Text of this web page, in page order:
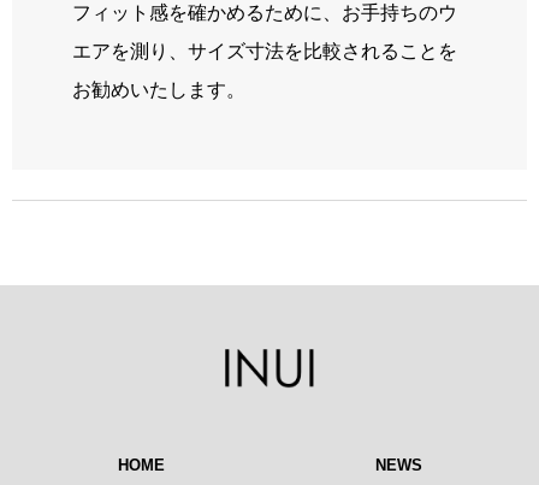
フィット感を確かめるために、お手持ちのウ
エアを測り、サイズ寸法を比較されることを
お勧めいたします。
HOME NEWS